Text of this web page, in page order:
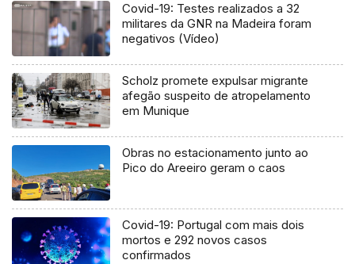
Covid-19: Testes realizados a 32
militares da GNR na Madeira foram
negativos (Vídeo)
Scholz promete expulsar migrante
afegão suspeito de atropelamento
em Munique
Obras no estacionamento junto ao
Pico do Areeiro geram o caos
Covid-19: Portugal com mais dois
mortos e 292 novos casos
confirmados